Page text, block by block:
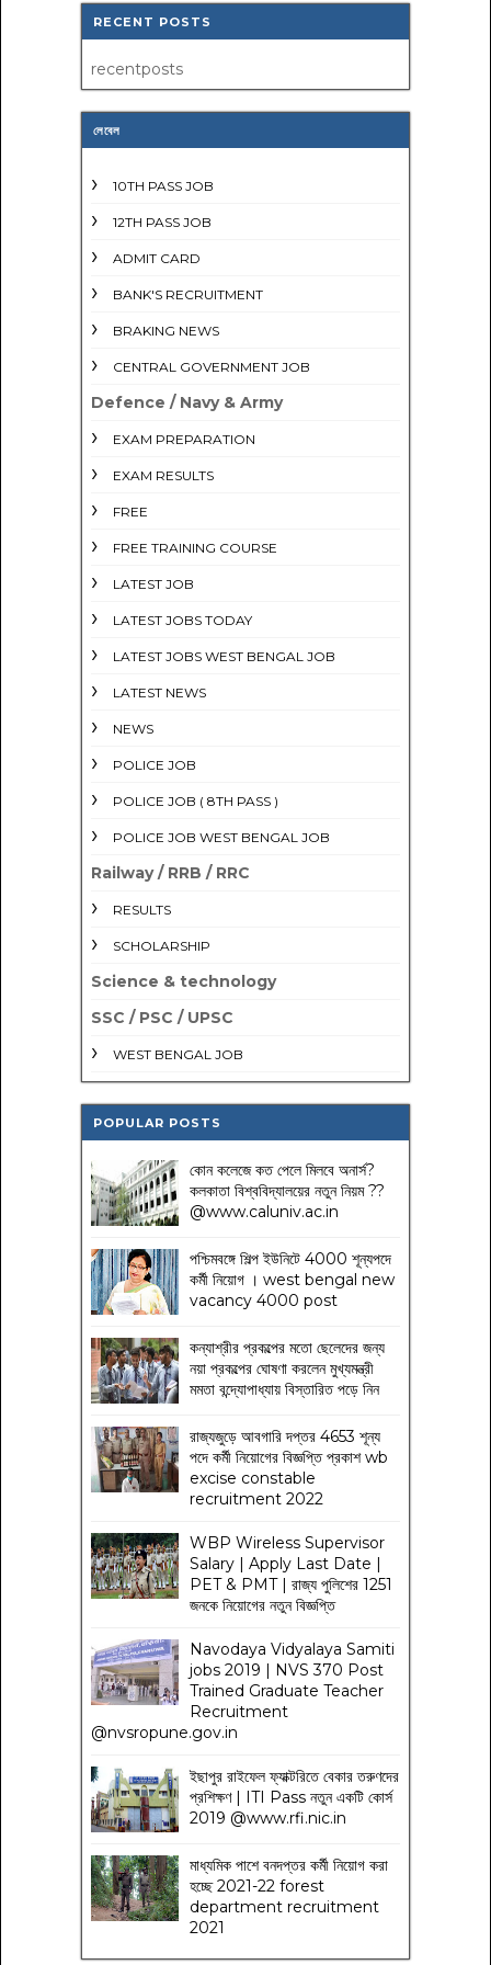
RECENT POSTS
recentposts
লেবেল
10TH PASS JOB
12TH PASS JOB
ADMIT CARD
BANK'S RECRUITMENT
BRAKING NEWS
CENTRAL GOVERNMENT JOB
Defence / Navy & Army
EXAM PREPARATION
EXAM RESULTS
FREE
FREE TRAINING COURSE
LATEST JOB
LATEST JOBS TODAY
LATEST JOBS WEST BENGAL JOB
LATEST NEWS
NEWS
POLICE JOB
POLICE JOB ( 8TH PASS )
POLICE JOB WEST BENGAL JOB
Railway / RRB / RRC
RESULTS
SCHOLARSHIP
Science & technology
SSC / PSC / UPSC
WEST BENGAL JOB
POPULAR POSTS
কোন কলেজে কত পেলে মিলবে অনার্স?
কলকাতা বিশ্ববিদ্যালয়ের নতুন নিয়ম??
@www.caluniv.ac.in
পশ্চিমবঙ্গে শিল্প ইউনিটে 4000 শূন্যপদে
কর্মী নিয়োগ । west bengal new
vacancy 4000 post
কন্যাশ্রীর প্রকল্পের মতো ছেলেদের জন্য
নয়া প্রকল্পের ঘোষণা করলেন মুখ্যমন্ত্রী
মমতা বন্দ্যোপাধ্যায় বিস্তারিত পড়ে নিন
রাজ্যজুড়ে আবগারি দপ্তর 4653 শূন্য
পদে কর্মী নিয়োগের বিজ্ঞপ্তি প্রকাশ wb
excise constable
recruitment 2022
WBP Wireless Supervisor
Salary | Apply Last Date |
PET & PMT | রাজ্য পুলিশের 1251
জনকে নিয়োগের নতুন বিজ্ঞপ্তি
Navodaya Vidyalaya Samiti
jobs 2019 | NVS 370 Post
Trained Graduate Teacher
Recruitment
@nvsropune.gov.in
ইছাপুর রাইফেল ফ্যাক্টরিতে বেকার তরুণদের
প্রশিক্ষণ | ITI Pass নতুন একটি কোর্স
2019 @www.rfi.nic.in
মাধ্যমিক পাশে বনদপ্তর কর্মী নিয়োগ করা
হচ্ছে 2021-22 forest
department recruitment
2021